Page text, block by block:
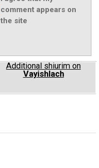
comment appears on
the site
Additional shiurim on
Vayishlach